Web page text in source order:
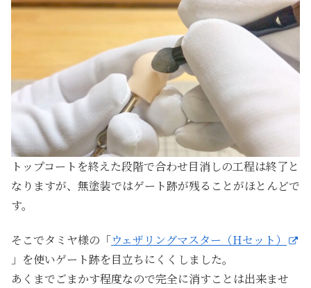
トップコートを終えた段階で合わせ目消しの工程は終了と
なりますが、無塗装ではゲート跡が残ることがほとんどで
す。
そこでタミヤ様の「ウェザリングマスター（Hセット）
」を使いゲート跡を目立ちにくくしました。
あくまでごまかす程度なので完全に消すことは出来ませ